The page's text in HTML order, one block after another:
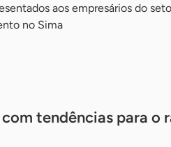
aos empresários do
no Sima
tendências para o